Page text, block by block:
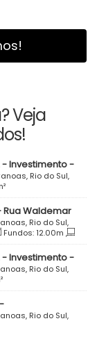
Veja
- Investimento -
do Sul
Rio do Sul,
Rua Waldemar
- Quadra D -
Rio do Sul,
Fundos:12.00m ,
Lado Esquerdo:
- Investimento -
- Loteamento
Rio do Sul,
-
Rio do Sul,